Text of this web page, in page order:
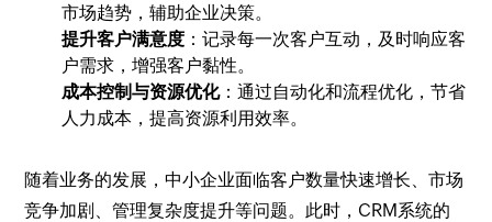
市场趋势，辅助企业决策。
提升客户满意度 ：记录每一次客户互动，及时响应客
户需求，增强客户黏性。
成本控制与资源优化：通过自动化和流程优化，节省
人力成本，提高资源利用效率。
随着业务的发展，中小企业面临客户数量快速增长、市场
竞争加剧、管理复杂度提升等问题。此时，CRM系统的